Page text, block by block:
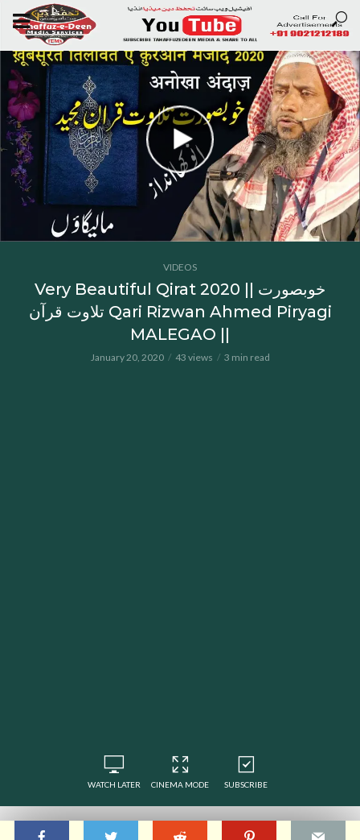
VIDEOS
Very Beautiful Qirat 2020 || خوبصورت
تلاوت قرآن Qari Rizwan Ahmed Piryagi
MALEGAO ||
January 20, 2020 43 views 3 min read
WATCH LATER CINEMA MODE SUBSCRIBE